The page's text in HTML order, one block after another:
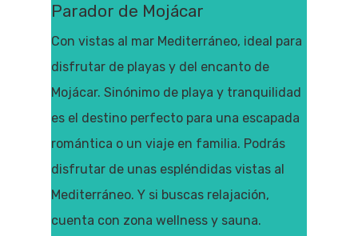
Parador de Mojácar
Con vistas al mar Mediterráneo, ideal para
disfrutar de playas y del encanto de
Mojácar. Sinónimo de playa y tranquilidad
es el destino perfecto para una escapada
romántica o un viaje en familia. Podrás
disfrutar de unas espléndidas vistas al
Mediterráneo. Y si buscas relajación,
cuenta con zona wellness y sauna.